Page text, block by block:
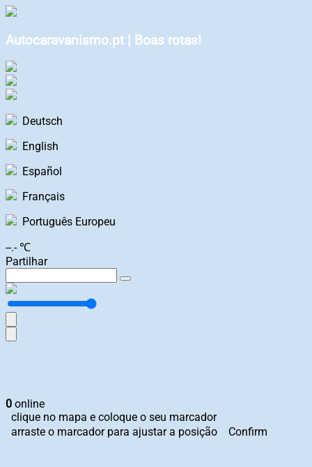
Autocaravanismo.pt | Boas rotas!
Deutsch
English
Español
Français
Português Europeu
--.- ℃
Partilhar
0 online
clique no mapa e coloque o seu marcador
arraste o marcador para ajustar a posição
Confirm